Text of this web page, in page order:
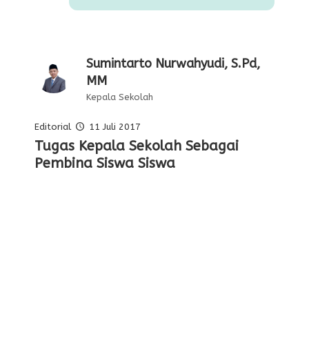
Sumintarto Nurwahyudi, S.Pd,
MM
Kepala Sekolah
Pelajaran Serta Keteladanan Dari
Para Pahlawan
Editorial 11 Juli 2017
Tugas Kepala Sekolah Sebagai
Pembina Siswa Siswa
Editorial Oleh Kepala Sekolah
Membentuk Karakter Siswa Di
Sekolah